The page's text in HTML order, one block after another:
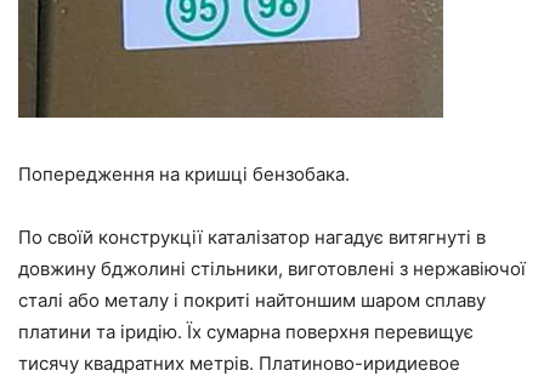
Попередження на кришці бензобака.
По своїй конструкції каталізатор нагадує витягнуті в
довжину бджолині стільники, виготовлені з нержавіючої
сталі або металу і покриті найтоншим шаром сплаву
платини та іридію. Їх сумарна поверхня перевищує
тисячу квадратних метрів. Платиново-иридиевое